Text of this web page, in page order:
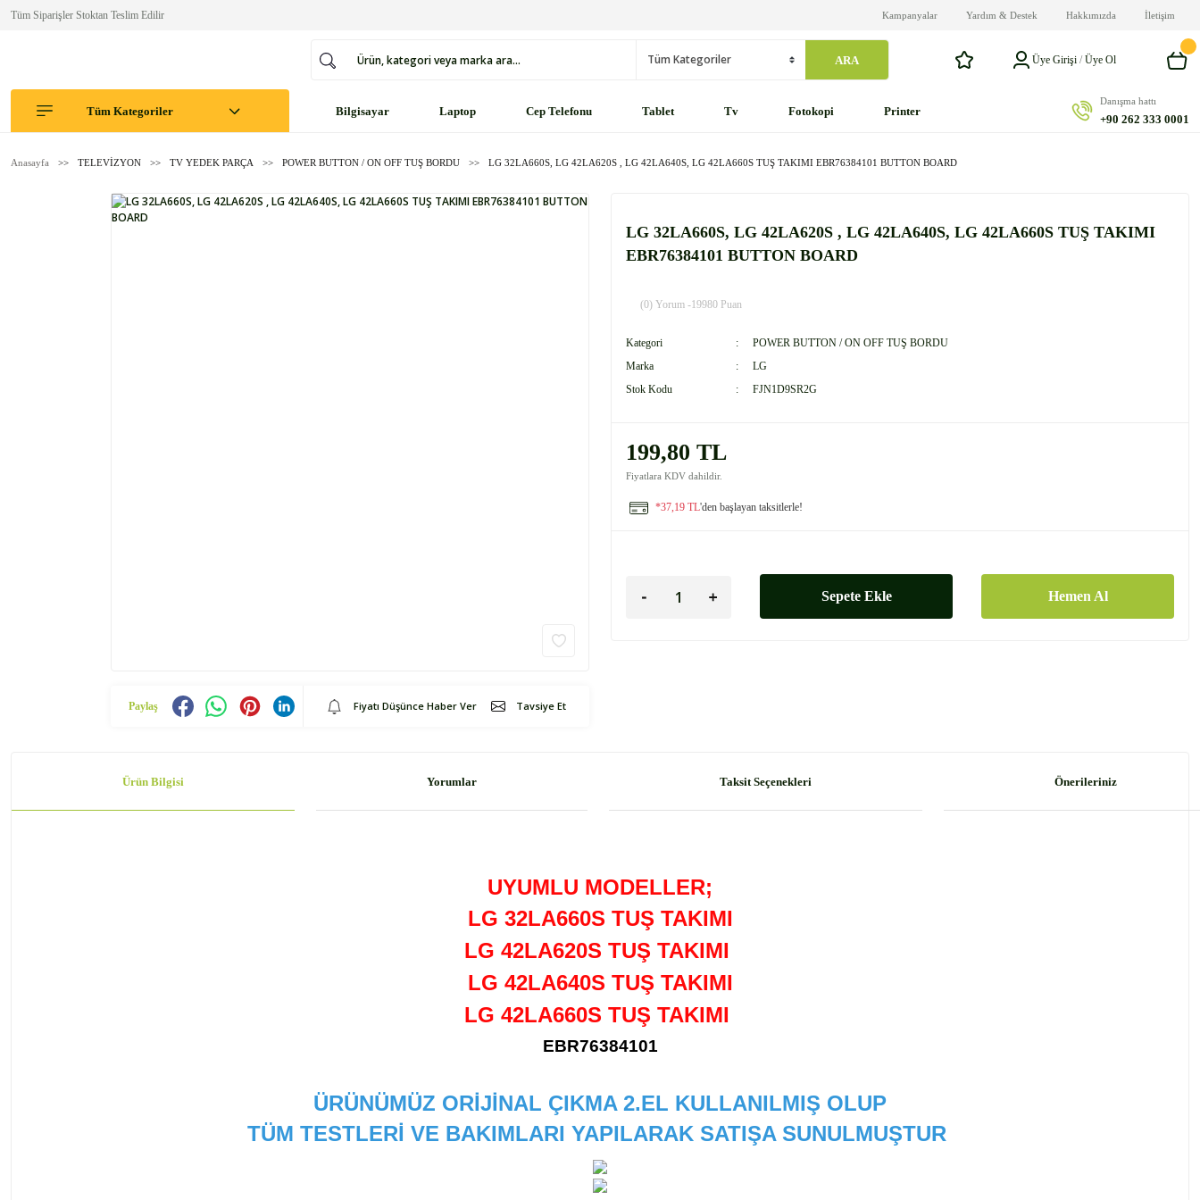
Tüm Siparişler Stoktan Teslim Edilir Kampanyalar Yardım & Destek Hakkımızda İletişim
ARA Üye Girişi /Üye Ol
Tüm Kategoriler Bilgisayar Laptop Cep Telefonu Tablet Tv Fotokopi Printer
Danışma hattı
+90 262 333 0001
Anasayfa TELEVİZYON TV YEDEK PARÇA POWER BUTTON / ON OFF TUŞ BORDU LG 32LA660S, LG 42LA620S , LG 42LA640S, LG 42LA660S TUŞ TAKIMI EBR76384101 BUTTON BOARD
Paylaş Fiyatı Düşünce Haber Ver Tavsiye Et
LG 32LA660S, LG 42LA620S , LG 42LA640S, LG 42LA660S TUŞ TAKIMI
EBR76384101 BUTTON BOARD
(0) Yorum -19980 Puan
Kategori
POWER BUTTON / ON OFF TUŞ BORDU
Marka
LG
Stok Kodu
FJN1D9SR2G
199,80 TL
Fiyatlara KDV dahildir.
*37,19 TL'den başlayan taksitlerle!
Sepete Ekle Hemen Al
Ürün Bilgisi Yorumlar Taksit Seçenekleri Önerileriniz
UYUMLU MODELLER;
LG 32LA660S TUŞ TAKIMI
LG 42LA620S TUŞ TAKIMI
LG 42LA640S TUŞ TAKIMI
LG 42LA660S TUŞ TAKIMI
EBR76384101
ÜRÜNÜMÜZ ORİJİNAL ÇIKMA 2.EL KULLANILMIŞ OLUP
TÜM TESTLERİ VE BAKIMLARI YAPILARAK SATIŞA SUNULMUŞTUR